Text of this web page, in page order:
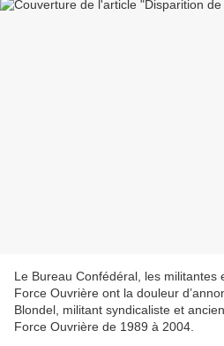
Le Bureau Confédéral, les militantes
Force Ouvrière ont la douleur
Blondel, militant syndicaliste et
Force Ouvrière de 1989 à 2004.